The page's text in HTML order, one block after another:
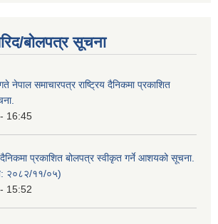
बोलपत्र सूचना
नेपाल समाचारपत्र राष्ट्रिय दैनिकमा प्रकाशित
16:45
दैनिकमा प्रकाशित बोलपत्र स्वीकृत गर्ने आशयको सूचना.
२०८२/११/०५)
15:52